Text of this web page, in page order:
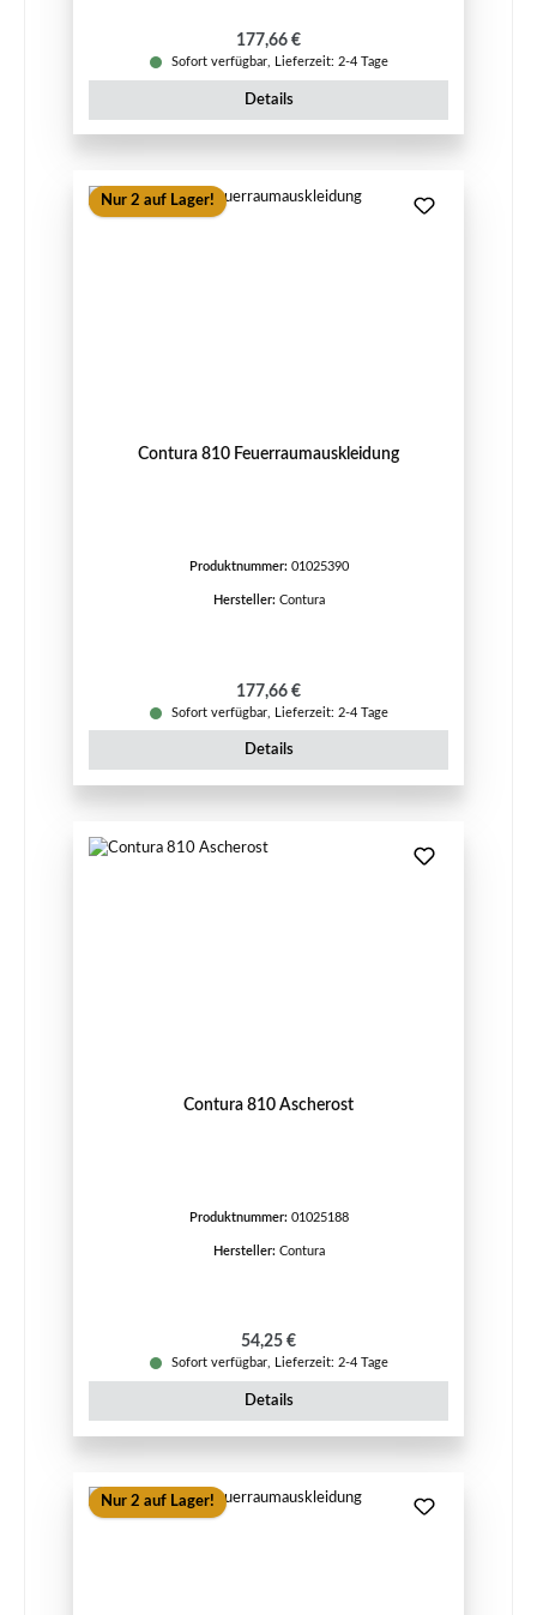
Regulärer Preis:
177,66 €
Sofort verfügbar, Lieferzeit: 2-4 Tage
Details
Nur 2 auf Lager!
Contura 810 Feuerraumauskleidung
Produktnummer: 01025390
Hersteller: Contura
Regulärer Preis:
177,66 €
Sofort verfügbar, Lieferzeit: 2-4 Tage
Details
Contura 810 Ascherost
Produktnummer: 01025188
Hersteller: Contura
Regulärer Preis:
54,25 €
Sofort verfügbar, Lieferzeit: 2-4 Tage
Details
Nur 2 auf Lager!